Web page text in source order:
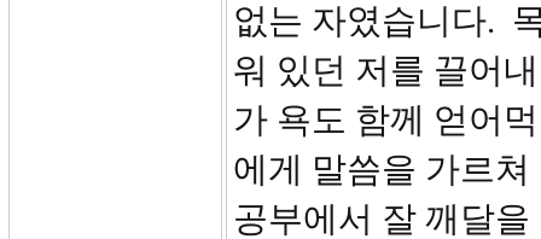
없는 자였습니다.
워 있던 저를 끌어
가 욕도 함께 얻어
에게 말씀을 가르
공부에서 잘 깨달